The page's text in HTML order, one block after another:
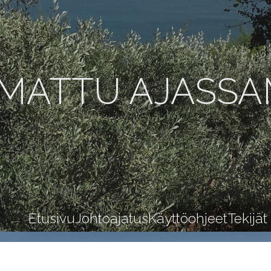
EtusivuJohtoajatusKäyttöohjeetTekijät